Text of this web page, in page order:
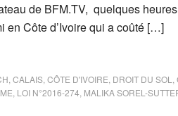
de BFM.TV, quelques heures
en Côte d’Ivoire qui a coûté […]
CALAIS CÔTE D'IVOIRE DROIT DU SOL
LOI N°2016-274 MALIKA SOREL-